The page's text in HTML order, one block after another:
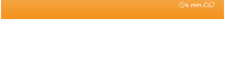
4 min.